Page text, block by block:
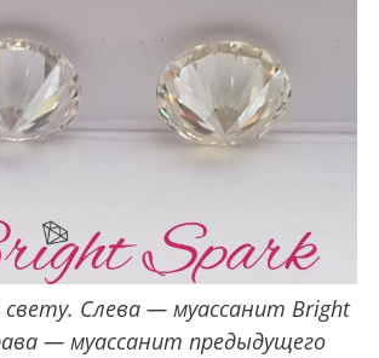
Слева — муассанит Bright
— муассанит предыдущего